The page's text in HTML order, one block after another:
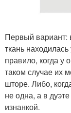
Первый вариант:
ткань
правило, когда у
таком случае их
шторе. Либо,
не одна, а в
изнанкой.